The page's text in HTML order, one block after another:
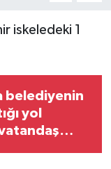
iskeledeki 1
belediyenin
yol
vatandaş